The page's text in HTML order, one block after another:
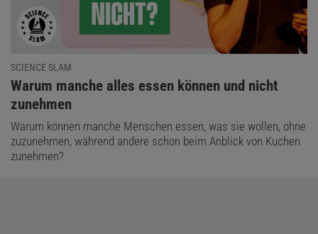
SCIENCE SLAM
:
Warum manche alles essen können und nicht
zunehmen
Warum können manche Menschen essen, was sie wollen, ohne
zuzunehmen, während andere schon beim Anblick von Kuchen
zunehmen?